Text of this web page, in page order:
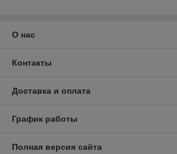
О нас
Контакты
Доставка и оплата
График работы
Полная версия сайта